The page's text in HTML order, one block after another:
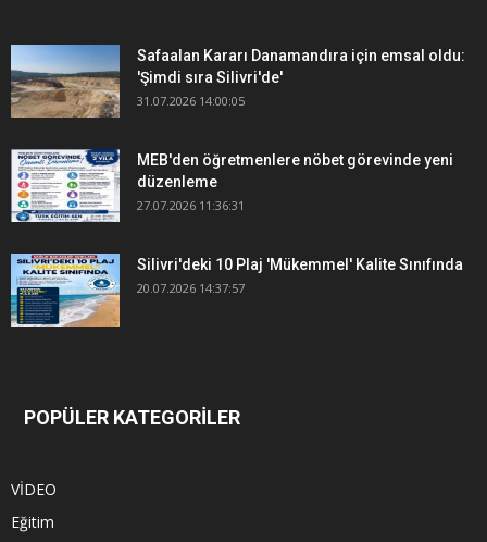
Safaalan Kararı Danamandıra için emsal oldu:
'Şimdi sıra Silivri'de'
31.07.2026 14:00:05
MEB'den öğretmenlere nöbet görevinde yeni
düzenleme
27.07.2026 11:36:31
Silivri'deki 10 Plaj 'Mükemmel' Kalite Sınıfında
20.07.2026 14:37:57
POPÜLER KATEGORİLER
VİDEO
Eğitim